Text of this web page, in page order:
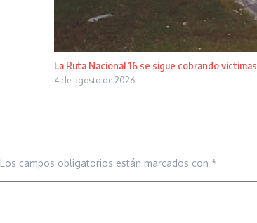
La Ruta Nacional 16 se sigue cobrando víctimas
4 de agosto de 2026
Los campos obligatorios están marcados con *